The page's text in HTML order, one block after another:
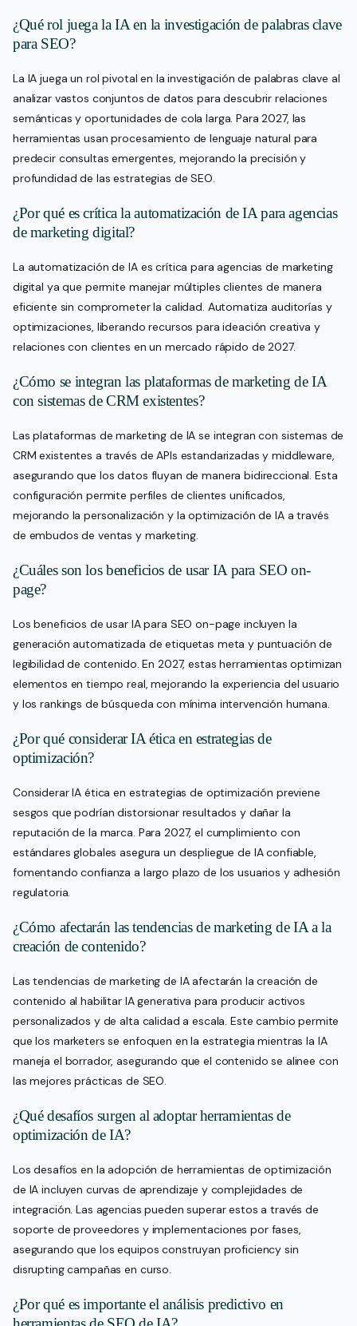
¿Qué rol juega la IA en la investigación de palabras clave
para SEO?
La IA juega un rol pivotal en la investigación de palabras clave al
analizar vastos conjuntos de datos para descubrir relaciones
semánticas y oportunidades de cola larga. Para 2027, las
herramientas usan procesamiento de lenguaje natural para
predecir consultas emergentes, mejorando la precisión y
profundidad de las estrategias de SEO.
¿Por qué es crítica la automatización de IA para agencias
de marketing digital?
La automatización de IA es crítica para agencias de marketing
digital ya que permite manejar múltiples clientes de manera
eficiente sin comprometer la calidad. Automatiza auditorías y
optimizaciones, liberando recursos para ideación creativa y
relaciones con clientes en un mercado rápido de 2027.
¿Cómo se integran las plataformas de marketing de IA
con sistemas de CRM existentes?
Las plataformas de marketing de IA se integran con sistemas de
CRM existentes a través de APIs estandarizadas y middleware,
asegurando que los datos fluyan de manera bidireccional. Esta
configuración permite perfiles de clientes unificados,
mejorando la personalización y la optimización de IA a través
de embudos de ventas y marketing.
¿Cuáles son los beneficios de usar IA para SEO on-
page?
Los beneficios de usar IA para SEO on-page incluyen la
generación automatizada de etiquetas meta y puntuación de
legibilidad de contenido. En 2027, estas herramientas optimizan
elementos en tiempo real, mejorando la experiencia del usuario
y los rankings de búsqueda con mínima intervención humana.
¿Por qué considerar IA ética en estrategias de
optimización?
Considerar IA ética en estrategias de optimización previene
sesgos que podrían distorsionar resultados y dañar la
reputación de la marca. Para 2027, el cumplimiento con
estándares globales asegura un despliegue de IA confiable,
fomentando confianza a largo plazo de los usuarios y adhesión
regulatoria.
¿Cómo afectarán las tendencias de marketing de IA a la
creación de contenido?
Las tendencias de marketing de IA afectarán la creación de
contenido al habilitar IA generativa para producir activos
personalizados y de alta calidad a escala. Este cambio permite
que los marketers se enfoquen en la estrategia mientras la IA
maneja el borrador, asegurando que el contenido se alinee con
las mejores prácticas de SEO.
¿Qué desafíos surgen al adoptar herramientas de
optimización de IA?
Los desafíos en la adopción de herramientas de optimización
de IA incluyen curvas de aprendizaje y complejidades de
integración. Las agencias pueden superar estos a través de
soporte de proveedores y implementaciones por fases,
asegurando que los equipos construyan proficiency sin
disrupting campañas en curso.
¿Por qué es importante el análisis predictivo en